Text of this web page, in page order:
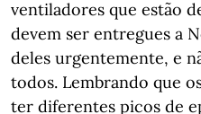
ventiladores que estão
devem ser entregues a
deles urgentemente, e
todos. Lembrando que
ter diferentes picos de